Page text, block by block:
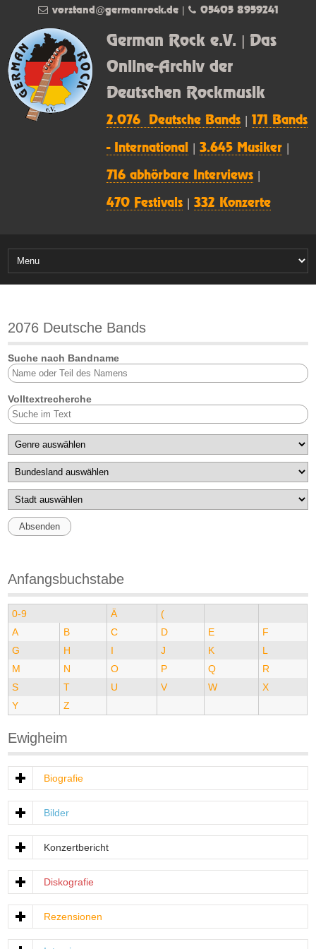
German Rock e.V. | Das
Online-Archiv der
Deutschen Rockmusik
2.076 Deutsche Bands |171 Bands
- International |3.645 Musiker
716 abhörbare Interviews
470 Festivals |332 Konzerte
vorstand@germanrock.de| 05405 8959241
2076 Deutsche Bands
Suche nach Bandname
Volltextrecherche
Anfangsbuchstabe
0-9 Ä
(
A
B C D E
F
G
H I J K
L
M
N O P Q
R
S
T U V W
X
Y
Z
Ewigheim
Biografie
Bilder
Konzertbericht
Diskografie
Rezensionen